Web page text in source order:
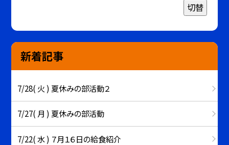
切替
新着記事
7/28( 火 ) 夏休みの部活動２
7/27( 月 ) 夏休みの部活動
7/22( 水 ) ７月１６日の給食紹介